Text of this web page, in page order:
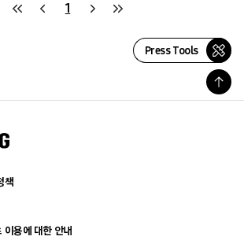
1
Press Tools
책
이용에 대한 안내